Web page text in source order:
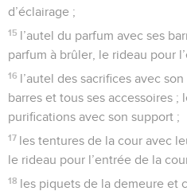
d’éclairage ;
15 l’autel du parfum avec ses
parfum à brûler, le rideau pour
16 l’autel des sacrifices avec
barres et tous ses accessoires ;
purifications avec son support ;
17 les tentures de la cour avec
le rideau pour l’entrée de la
18 les piquets de la demeure et